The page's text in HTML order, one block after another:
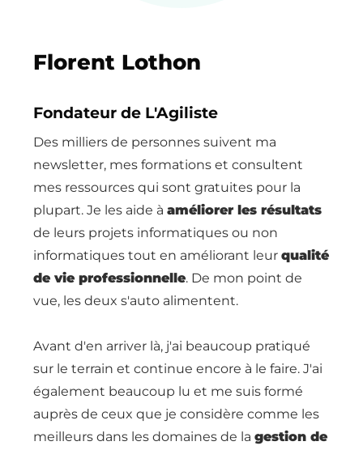
Florent Lothon
Fondateur de L'Agiliste
Des milliers de personnes suivent ma
newsletter, mes formations et consultent
mes ressources qui sont gratuites pour la
plupart. Je les aide à améliorer les résultats
de leurs projets informatiques ou non
informatiques tout en améliorant leur qualité
de vie professionnelle. De mon point de
vue, les deux s'auto alimentent.
Avant d'en arriver là, j'ai beaucoup pratiqué
sur le terrain et continue encore à le faire. J'ai
également beaucoup lu et me suis formé
auprès de ceux que je considère comme les
meilleurs dans les domaines de la gestion de